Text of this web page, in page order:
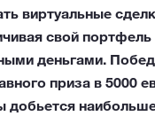
виртуальные
свой портфель
деньгами.
приза в 5000
добьется